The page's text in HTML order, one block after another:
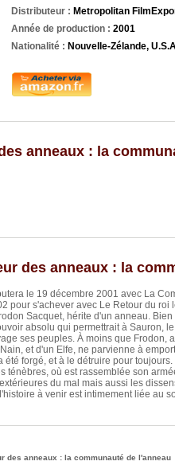
Distributeur : Metropolitan
Année de production : 2001
Nationalité : Nouvelle-Zélande,
anneaux : la
des anneaux : la
le 19 décembre 2001 avec La
pour s'achever avec Le Retour du roi
Sacquet, hérite d'un anneau.
absolu qui permettrait à Sauron,
ses peuples. À moins que Frodon,
et d'un Elfe, ne parvienne à
forgé, et à le détruire pour
ténèbres, où est rassemblée son
du mal mais aussi les
à venir est intimement liée au
des anneaux : la communauté de l'anneau